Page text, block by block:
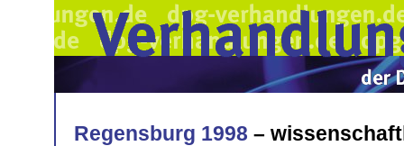
Regensburg 1998 –